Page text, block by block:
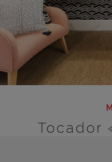
Tocador